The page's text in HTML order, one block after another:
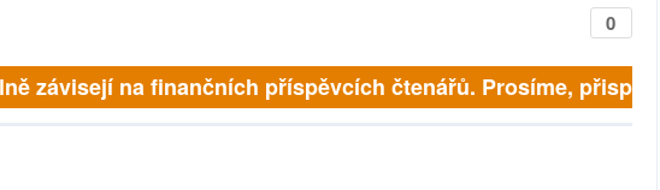
0
závisejí na finančních příspěvcích čtenářů. Prosíme, přispějte. ➥